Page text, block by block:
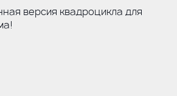
версия квадроцикла для